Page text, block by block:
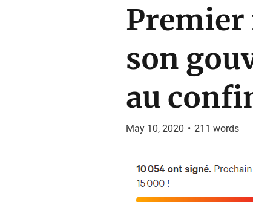
son
au
May 10, 2020 • 211 words